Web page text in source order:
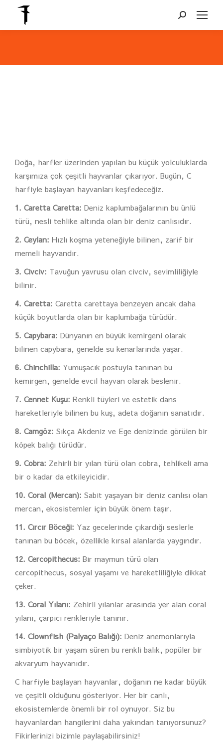
Search:
Doğa, harfler üzerinden yapılan bu küçük yolculuklarda
karşımıza çok çeşitli hayvanlar çıkarıyor. Bugün, C
harfiyle başlayan hayvanları keşfedeceğiz.
1. Caretta Caretta: Deniz kaplumbağalarının bu ünlü
türü, nesli tehlike altında olan bir deniz canlısıdır.
2. Ceylan: Hızlı koşma yeteneğiyle bilinen, zarif bir
memeli hayvandır.
3. Civciv: Tavuğun yavrusu olan civciv, sevimliliğiyle
bilinir.
4. Caretta: Caretta carettaya benzeyen ancak daha
küçük boyutlarda olan bir kaplumbağa türüdür.
5. Capybara: Dünyanın en büyük kemirgeni olarak
bilinen capybara, genelde su kenarlarında yaşar.
6. Chinchilla: Yumuşacık postuyla tanınan bu
kemirgen, genelde evcil hayvan olarak beslenir.
7. Cennet Kuşu: Renkli tüyleri ve estetik dans
hareketleriyle bilinen bu kuş, adeta doğanın sanatıdır.
8. Camgöz: Sıkça Akdeniz ve Ege denizinde görülen bir
köpek balığı türüdür.
9. Cobra: Zehirli bir yılan türü olan cobra, tehlikeli ama
bir o kadar da etkileyicidir.
10. Coral (Mercan): Sabit yaşayan bir deniz canlısı olan
mercan, ekosistemler için büyük önem taşır.
11. Cırcır Böceği: Yaz gecelerinde çıkardığı seslerle
tanınan bu böcek, özellikle kırsal alanlarda yaygındır.
12. Cercopithecus: Bir maymun türü olan
cercopithecus, sosyal yaşamı ve hareketliliğiyle dikkat
çeker.
13. Coral Yılanı: Zehirli yılanlar arasında yer alan coral
yılanı, çarpıcı renkleriyle tanınır.
14. Clownfish (Palyaço Balığı): Deniz anemonlarıyla
simbiyotik bir yaşam süren bu renkli balık, popüler bir
akvaryum hayvanıdır.
C harfiyle başlayan hayvanlar, doğanın ne kadar büyük
ve çeşitli olduğunu gösteriyor. Her bir canlı,
ekosistemlerde önemli bir rol oynuyor. Siz bu
hayvanlardan hangilerini daha yakından tanıyorsunuz?
Fikirlerinizi bizimle paylaşabilirsiniz!